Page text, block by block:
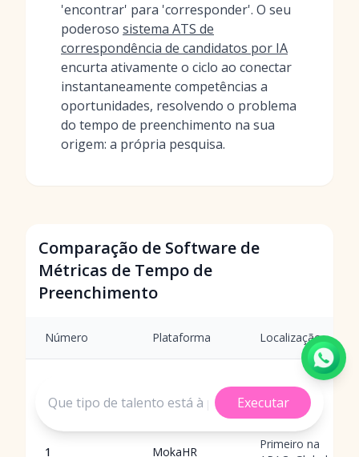
'encontrar' para 'corresponder'. O seu
poderoso sistema ATS de
correspondência de candidatos por IA
encurta ativamente o ciclo ao conectar
instantaneamente competências a
oportunidades, resolvendo o problema
do tempo de preenchimento na sua
origem: a própria pesquisa.
Comparação de Software de
Métricas de Tempo de
Preenchimento
Número Plataforma Localização
1 MokaHR
Primeiro na
Executar